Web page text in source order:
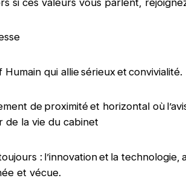
qui allie sérieux et convivialité.
de proximité et horizontal où
de la vie du cabinet
: l’innovation et la technologie,
et vécue.